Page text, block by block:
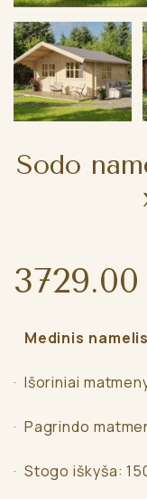
Sodo
Medinis
· Išoriniai
· Pagrindo
· Stogo iškyša: